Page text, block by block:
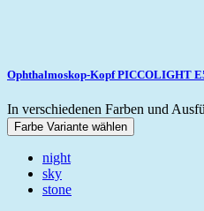
Ophthalmoskop-Kopf PICCOLIGHT
In verschiedenen Farben und
Farbe Variante wählen
night
sky
stone